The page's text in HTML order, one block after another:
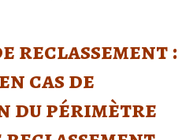
reclassement :
cas de
du périmètre